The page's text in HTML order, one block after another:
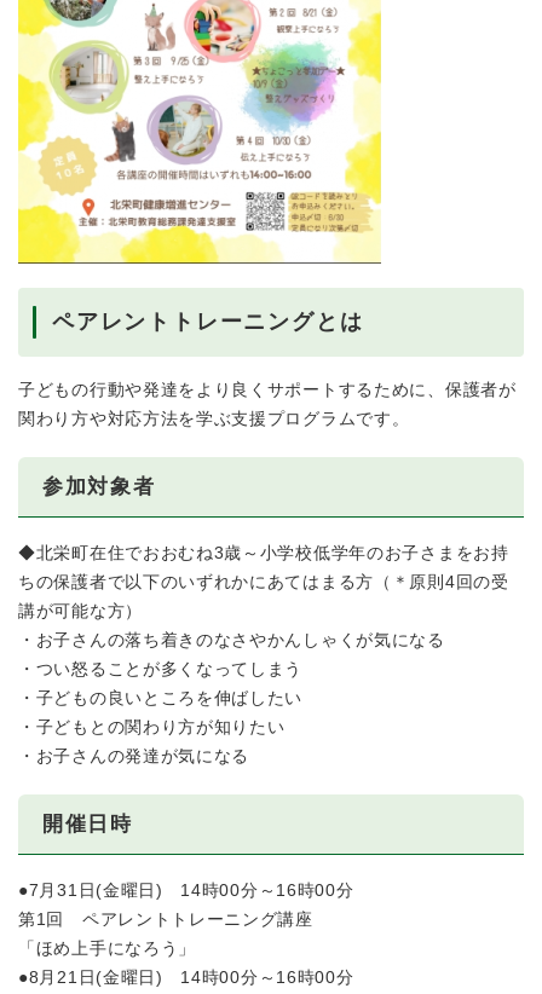
ペアレントトレーニングとは
子どもの行動や発達をより良くサポートするために、保護者が
関わり方や対応方法を学ぶ支援プログラムです。
参加対象者
◆北栄町在住でおおむね3歳～小学校低学年のお子さまをお持
ちの保護者で以下のいずれかにあてはまる方（＊原則4回の受
講が可能な方）
・お子さんの落ち着きのなさやかんしゃくが気になる
・つい怒ることが多くなってしまう
・子どもの良いところを伸ばしたい
・子どもとの関わり方が知りたい
・お子さんの発達が気になる
開催日時
●7月31日(金曜日) 14時00分～16時00分
第1回 ペアレントトレーニング講座
「ほめ上手になろう」
●8月21日(金曜日) 14時00分～16時00分